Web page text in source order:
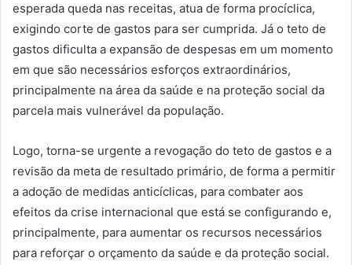
esperada queda nas receitas, atua de forma procíclica,
exigindo corte de gastos para ser cumprida. Já o teto de
gastos dificulta a expansão de despesas em um momento
em que são necessários esforços extraordinários,
principalmente na área da saúde e na proteção social da
parcela mais vulnerável da população.
Logo, torna-se urgente a revogação do teto de gastos e a
revisão da meta de resultado primário, de forma a permitir
a adoção de medidas anticíclicas, para combater aos
efeitos da crise internacional que está se configurando e,
principalmente, para aumentar os recursos necessários
para reforçar o orçamento da saúde e da proteção social.